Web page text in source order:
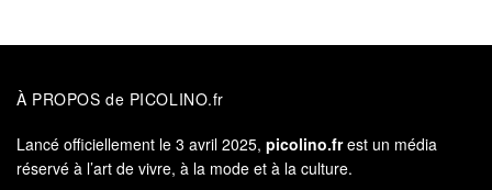
À PROPOS de PICOLINO.fr
Lancé officiellement le 3 avril 2025, picolino.frest un média
réservé à l’art de vivre, à la mode et à la culture.